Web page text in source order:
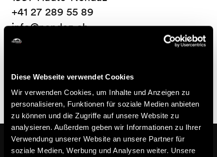
Diese Webseite verwendet Cookies
Wir verwenden Cookies, um Inhalte und Anzeigen zu
personalisieren, Funktionen für soziale Medien anbieten
zu können und die Zugriffe auf unsere Website zu
analysieren. Außerdem geben wir Informationen zu Ihrer
Verwendung unserer Website an unsere Partner für
soziale Medien, Werbung und Analysen weiter. Unsere
+41 27 289 55 89
info@nendaz.ch
Je nach Personenaufkommen oder bei starkem
Das könnte Sie auch interessieren